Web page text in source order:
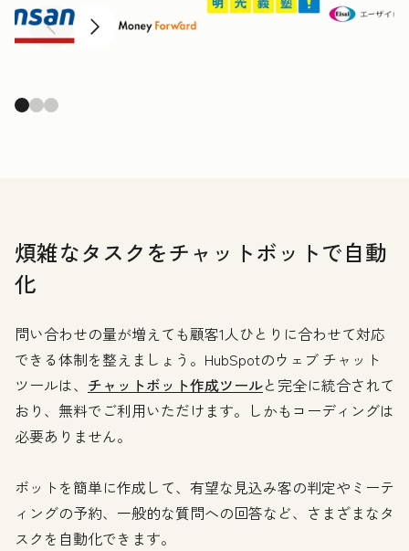
前へ 次へ
煩雑なタスクをチャットボットで自動
化
問い合わせの量が増えても顧客1人ひとりに合わせて対応
できる体制を整えましょう。HubSpotのウェブ チャット
ツールは、 チャットボット作成ツールと完全に統合されて
おり、無料でご利用いただけます。しかもコーディングは
必要ありません。
ボットを簡単に作成して、有望な見込み客の判定やミーテ
ィングの予約、一般的な質問への回答など、さまざまなタ
スクを自動化できます。